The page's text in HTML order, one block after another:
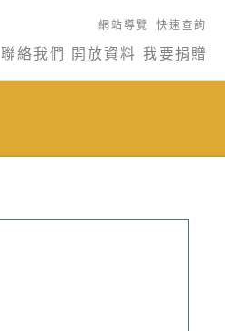
網站導覽 快速查詢
聯絡我們 開放資料 我要捐贈